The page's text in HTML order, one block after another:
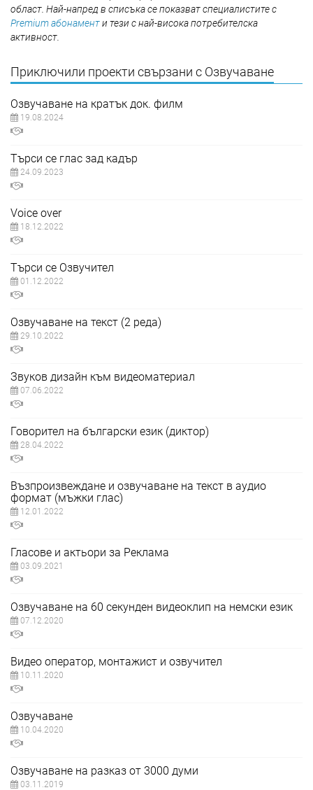
област. Най-напред в списъка се показват специалистите с
Premium абонаменти тези с най-висока потребителска
активност.
Приключили проекти свързани с Озвучаване
Озвучаване на кратък док. филм
19.08.2024
Търси се глас зад кадър
24.09.2023
Voice over
18.12.2022
Търси се Озвучител
01.12.2022
Озвучаване на текст (2 реда)
29.10.2022
Звуков дизайн към видеоматериал
07.06.2022
Говорител на български език (диктор)
28.04.2022
Възпроизвеждане и озвучаване на текст в аудио
формат (мъжки глас)
12.01.2022
Гласове и актьори за Реклама
03.09.2021
Озвучаване на 60 секунден видеоклип на немски език
07.12.2020
Видео оператор, монтажист и озвучител
10.11.2020
Oзвучаване
10.04.2020
Озвучаване на разказ от 3000 думи
03.11.2019